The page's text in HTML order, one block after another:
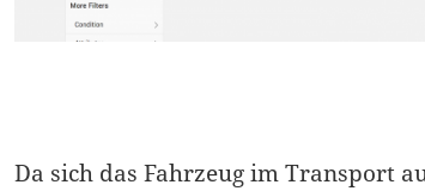
Da sich das Fahrzeug im Transport